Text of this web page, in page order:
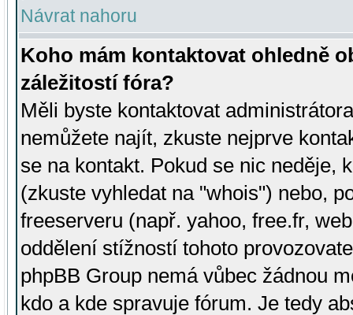
Návrat nahoru
Koho mám kontaktovat ohledně
záležitostí fóra?
Měli byste kontaktovat
nemůžete najít, zkuste nejprve
se na kontakt. Pokud se nic neděje,
(zkuste vyhledat na "whois") nebo,
freeserveru (např. yahoo, free.fr,
oddělení stížností tohoto
phpBB Group nemá vůbec žádnou
kdo a kde spravuje fórum. Je tedy